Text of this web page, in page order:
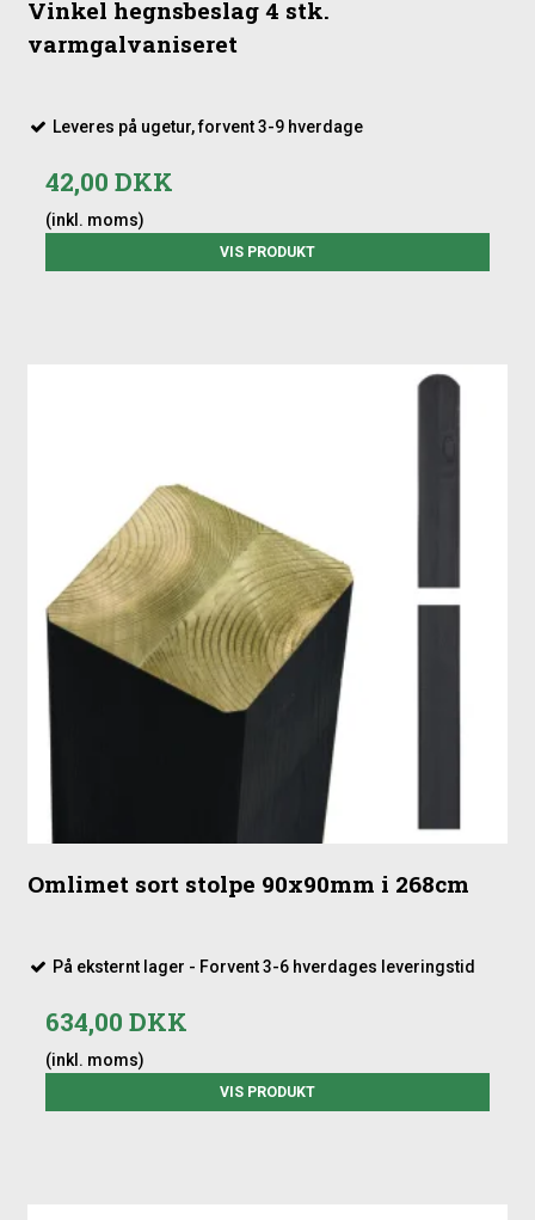
Vinkel hegnsbeslag 4 stk.
varmgalvaniseret
Leveres på ugetur, forvent 3-9 hverdage
42,00 DKK
(inkl. moms)
VIS PRODUKT
Omlimet sort stolpe 90x90mm i 268cm
På eksternt lager - Forvent 3-6 hverdages leveringstid
634,00 DKK
(inkl. moms)
VIS PRODUKT